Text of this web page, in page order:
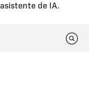
Si el problema
lista de dispositivos
del vehículo y
de IA.